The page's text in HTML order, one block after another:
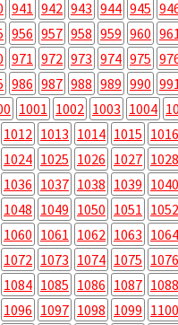
941 942 943 944 945
956 957 958 959 960
971 972 973 974 975
986 987 988 989 990
1001 1002 1003 1004
1012 1013 1014 1015 1016
1024 1025 1026 1027 1028
1036 1037 1038 1039 1040
1048 1049 1050 1051 1052
1060 1061 1062 1063 1064
1072 1073 1074 1075 1076
1084 1085 1086 1087 1088
1096 1097 1098 1099 1100